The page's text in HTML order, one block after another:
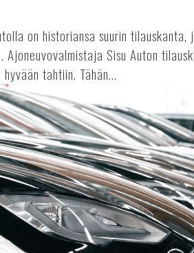
on historiansa suurin tilauskanta,
Ajoneuvovalmistaja Sisu Auton
tahtiin. Tähän...